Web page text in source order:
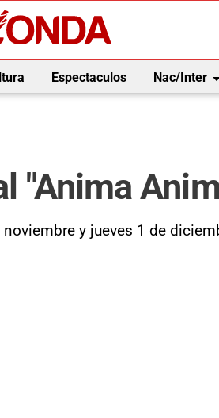
Espectaculos Nac/Inter
"Anima
y jueves 1 de